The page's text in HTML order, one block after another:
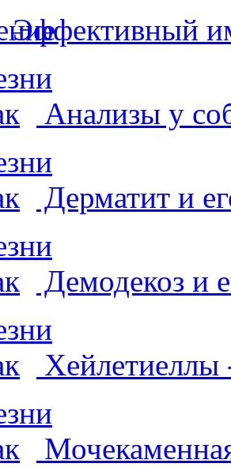
Эффективный
Анализы у
Дерматит и
Демодекоз и